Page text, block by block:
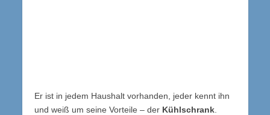
Er ist in jedem Haushalt vorhanden, jeder kennt ihn
und weiß um seine Vorteile – der Kühlschrank.